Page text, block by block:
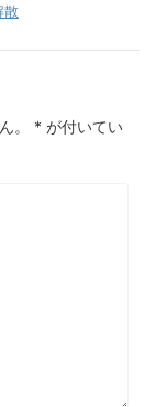
散
。 * が付いてい